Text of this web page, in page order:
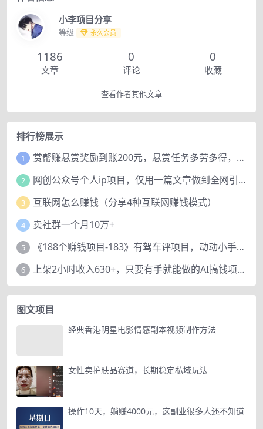
小李项目分享
等级 永久会员
1186
文章
0
评论
0
收藏
查看作者其他文章
排行榜展示
1 赏帮赚悬赏奖励到账200元，悬赏任务多劳多得，人人可做。
2 网创公众号个人ip项目，仅用一篇文章做到全网引流！
3 互联网怎么赚钱（分享4种互联网赚钱模式）
4 卖社群一个月10万+
5 《188个赚钱项目-183》有驾车评项目，动动小手，复制粘贴赚44元！
6 上架2小时收入630+，只要有手就能做的AI搞钱项目，奶奶看完都能学会!
图文项目
经典香港明星电影情感副本视频制作方法
女性卖护肤品赛道，长期稳定私域玩法
操作10天，躺赚4000元，这副业很多人还不知道